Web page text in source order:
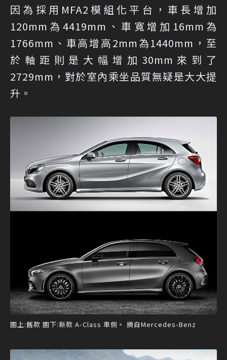
因為採用MFA2模組化平台，車長增加
120mm為4419mm、車寬增加16mm為
1766mm、車高增高2mm為1440mm，至
於軸距則是大幅增加30mm來到了
2729mm，對於室內乘坐品質無疑是大大提
升。
圖上:舊款 圖下:新款 A-Class 車側。 摘自Mercedes-Benz